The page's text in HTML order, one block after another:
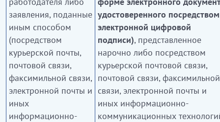
заявления, поданные
иным способом
(посредством
курьерской почты,
почтовой связи,
факсимильной связи,
электронной почты и
иных
информационно-
удостоверенного посредством
электронной цифровой
подписи), представленное
нарочно либо посредством
курьерской почтовой связи,
почтовой связи, факсимильной
связи, электронной почты и
иных информационно-
коммуникационных